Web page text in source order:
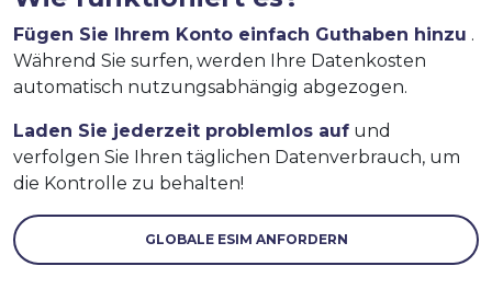
Fügen Sie Ihrem Konto einfach Guthaben hinzu .
Während Sie surfen, werden Ihre Datenkosten
automatisch nutzungsabhängig abgezogen.
Laden Sie jederzeit problemlos auf und
verfolgen Sie Ihren täglichen Datenverbrauch, um
die Kontrolle zu behalten!
GLOBALE ESIM ANFORDERN